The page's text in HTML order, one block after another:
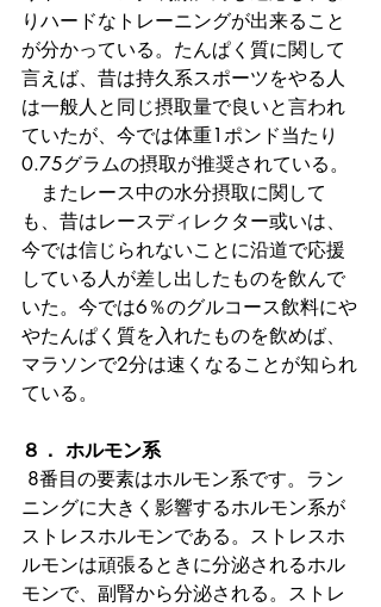
りハードなトレーニングが出来ること
が分かっている。たんぱく質に関して
言えば、昔は持久系スポーツをやる人
は一般人と同じ摂取量で良いと言われ
ていたが、今では体重1ポンド当たり
0.75グラムの摂取が推奨されている。
またレース中の水分摂取に関して
も、昔はレースディレクター或いは、
今では信じられないことに沿道で応援
している人が差し出したものを飲んで
いた。今では6％のグルコース飲料にや
やたんぱく質を入れたものを飲めば、
マラソンで2分は速くなることが知られ
ている。
８． ホルモン系
ニングに大きく影響するホルモン系が
ストレスホルモンである。ストレスホ
ルモンは頑張るときに分泌されるホル
モンで、副腎から分泌される。ストレ